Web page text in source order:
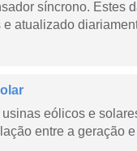
síncrono. Estes
atualizado
eólicos e
entre a geração e